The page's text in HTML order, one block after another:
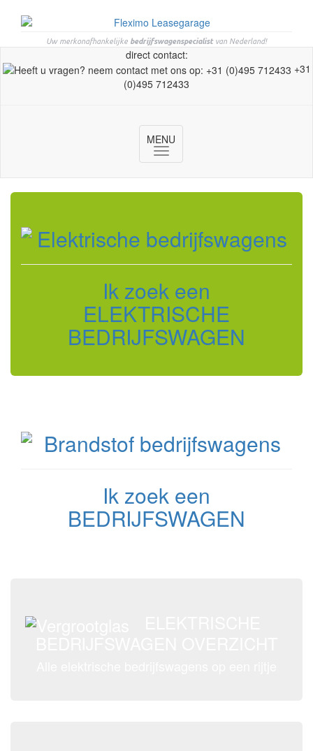
Uw merkonafhankelijke bedrijfswagenspecialistvan Nederland!
direct contact:
+31
(0)495 712433
MENU
Toggle
navigation
Ik zoek een
ELEKTRISCHE
BEDRIJFSWAGEN
Ik zoek een
BEDRIJFSWAGEN